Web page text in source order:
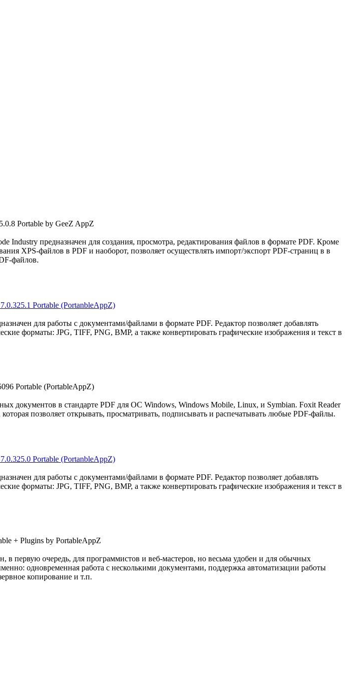
Industry предназначен для создания, просмотра, редактирования файлов в формате PDF. Кроме
XPS-файлов в PDF и наоборот, позволяет осуществлять импорт/экспорт PDF-страниц в в
файлов.
для работы с документами/файлами в формате PDF. Редактор позволяет добавлять
форматы: JPG, TIFF, PNG, BMP, а также конвертировать графические изображения и текст в
документов в стандарте PDF для ОС Windows, Windows Mobile, Linux, и Symbian. Foxit Reader
позволяет открывать, просматривать, подписывать и распечатывать любые PDF-файлы.
для работы с документами/файлами в формате PDF. Редактор позволяет добавлять
форматы: JPG, TIFF, PNG, BMP, а также конвертировать графические изображения и текст в
в первую очередь, для программистов и веб-мастеров, но весьма удобен и для обычных
одновременная работа с несколькими документами, поддержка автоматизации работы
копирование и т.п.